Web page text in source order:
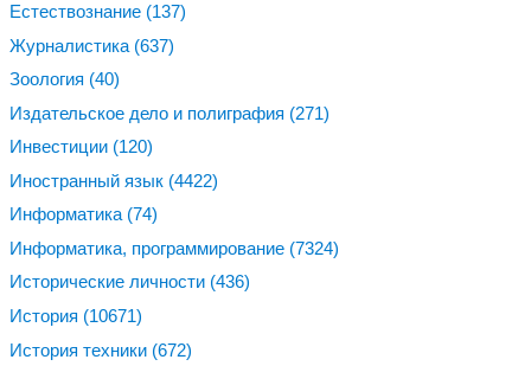
Естествознание (137)
Журналистика (637)
Зоология (40)
Издательское дело и полиграфия (271)
Инвестиции (120)
Иностранный язык (4422)
Информатика (74)
Информатика, программирование (7324)
Исторические личности (436)
История (10671)
История техники (672)